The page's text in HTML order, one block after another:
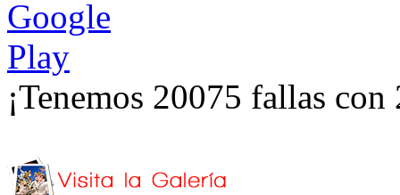
¡Tenemos 20075 fallas